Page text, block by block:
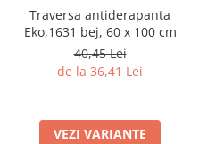
Traversa antiderapanta
Eko,1631 bej, 60 x 100 cm
40,45 Lei
de la 36,41 Lei
VEZI VARIANTE